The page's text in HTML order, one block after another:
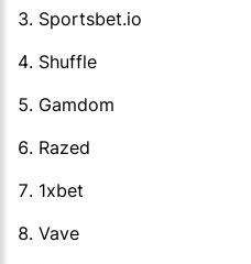
Sportsbet.io
Shuffle
Gamdom
Razed
1xbet
Vave